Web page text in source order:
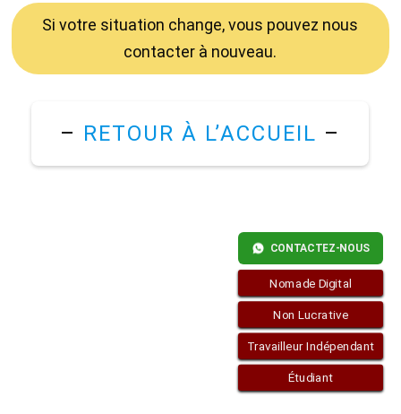
Si votre situation change, vous pouvez nous
contacter à nouveau.
– RETOUR À L’ACCUEIL –
CONTACTEZ-NOUS
Nomade Digital
Non Lucrative
Travailleur Indépendant
Étudiant